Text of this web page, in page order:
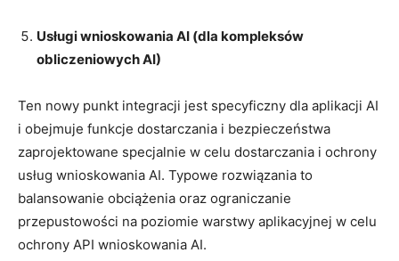
Usługi wnioskowania AI (dla kompleksów
obliczeniowych AI)
Ten nowy punkt integracji jest specyficzny dla aplikacji AI
i obejmuje funkcje dostarczania i bezpieczeństwa
zaprojektowane specjalnie w celu dostarczania i ochrony
usług wnioskowania AI. Typowe rozwiązania to
balansowanie obciążenia oraz ograniczanie
przepustowości na poziomie warstwy aplikacyjnej w celu
ochrony API wnioskowania AI.